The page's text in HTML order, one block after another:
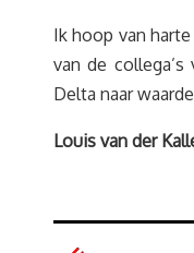
Ik hoop van
van de
Delta naar
Louis van der